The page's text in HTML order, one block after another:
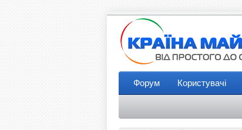
Форум Користувачі